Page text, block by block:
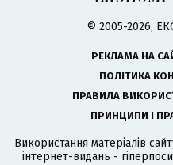
© 2005-2026,
РЕКЛАМА НА
ПОЛІТИКА
ПРАВИЛА
ПРИНЦИПИ І
Використання матеріалів
інтернет-видань -